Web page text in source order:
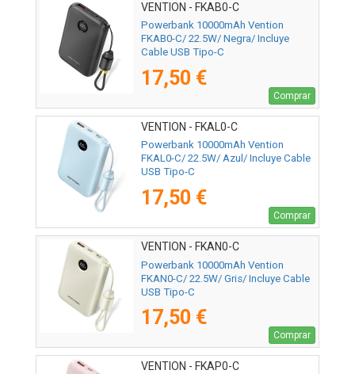
VENTION - FKAB0-C
Powerbank 10000mAh Vention
FKAB0-C/ 22.5W/ Negra/ Incluye
Cable USB Tipo-C
17,50 €
Comprar
VENTION - FKAL0-C
Powerbank 10000mAh Vention
FKAL0-C/ 22.5W/ Azul/ Incluye Cable
USB Tipo-C
17,50 €
Comprar
VENTION - FKAN0-C
Powerbank 10000mAh Vention
FKAN0-C/ 22.5W/ Gris/ Incluye Cable
USB Tipo-C
17,50 €
Comprar
VENTION - FKAP0-C